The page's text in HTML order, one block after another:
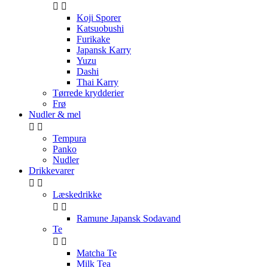
 
Koji Sporer
Katsuobushi
Furikake
Japansk Karry
Yuzu
Dashi
Thai Karry
Tørrede krydderier
Frø
Nudler & mel
 
Tempura
Panko
Nudler
Drikkevarer
 
Læskedrikke
 
Ramune Japansk Sodavand
Te
 
Matcha Te
Milk Tea